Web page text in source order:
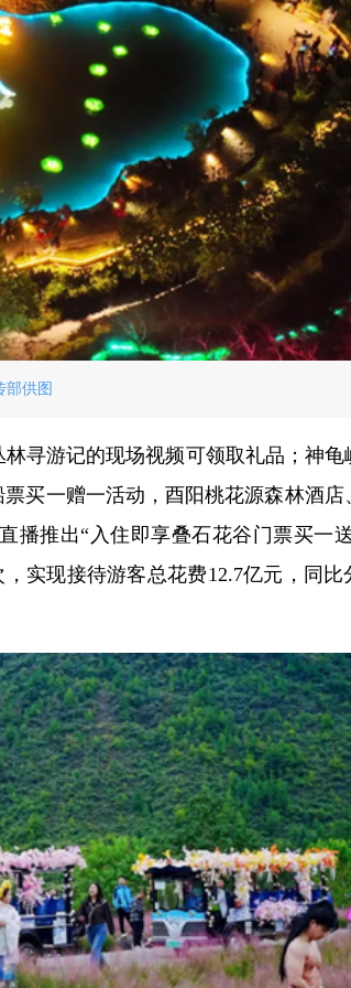
部供图
寻游记的现场视频可领取礼品；神龟
买一赠一活动，酉阳桃花源森林酒店
播推出“入住即享叠石花谷门票买一
实现接待游客总花费12.7亿元，同比